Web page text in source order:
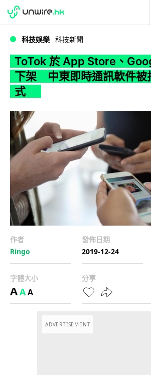
WWDC 2026
科技娛樂 科技新聞
ToTok 於 App Store、
下架 中東即時通訊軟件被
式
作者
Ringo
發佈日期
2019-12-24
字體大小
AAA
分享
ADVERTISEMENT